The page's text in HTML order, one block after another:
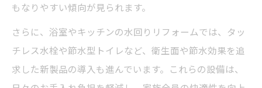
もなりやすい傾向が見られます。
さらに、浴室やキッチンの水回りリフォームでは、タッ
チレス水栓や節水型トイレなど、衛生面や節水効果を追
求した新製品の導入も進んでいます。これらの設備は、